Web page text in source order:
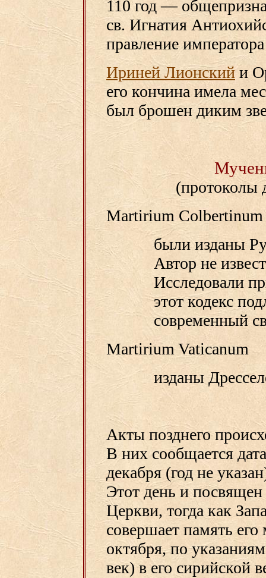
110 год —
св. Игнатия
правление
Ириней Лионскийи
его кончина имела
был брошен диким
(протоколы
Martirium Colbertinum
были изданы
Автор не
Исследовали
этот кодекс
современный
Martirium Vaticanum
изданы
Акты позднего
В них сообщается
декабря (год не
Этот день и
Церкви, тогда как
совершает память
октября, по
век) в его сирийской